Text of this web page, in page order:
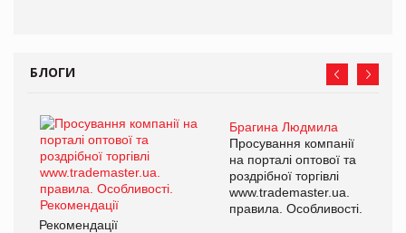
БЛОГИ
Брагина Людмила
Просування компанії
на порталі оптової та
роздрібної торгівлі
www.trademaster.ua.
правила. Особливості.
Рекомендації